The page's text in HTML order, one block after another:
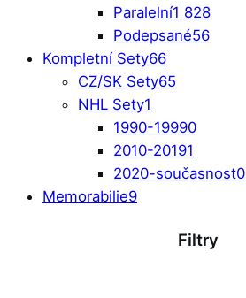
Paralelní1 828
Podepsané56
Kompletní Sety66
CZ/SK Sety65
NHL Sety1
1990-19990
2010-20191
2020-současnost0
Memorabilie9
Filtry